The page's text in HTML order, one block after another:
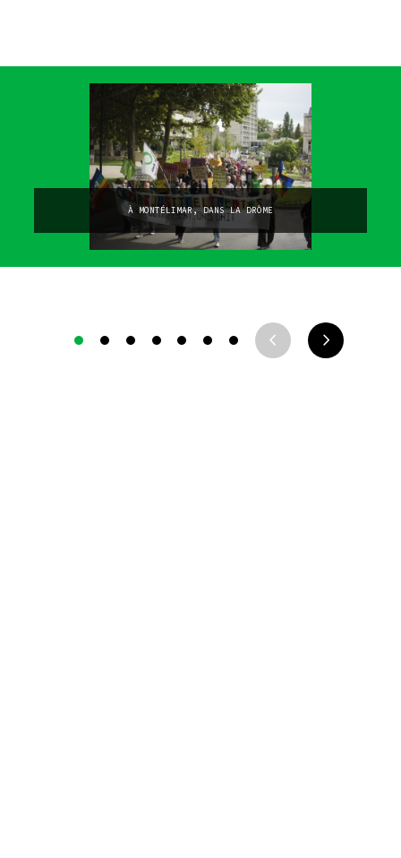
À MONTÉLIMAR, DANS LA DRÔME